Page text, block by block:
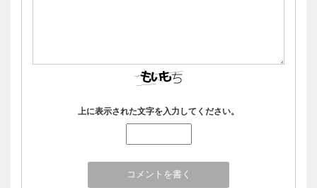
上に表示された文字を入力してください。